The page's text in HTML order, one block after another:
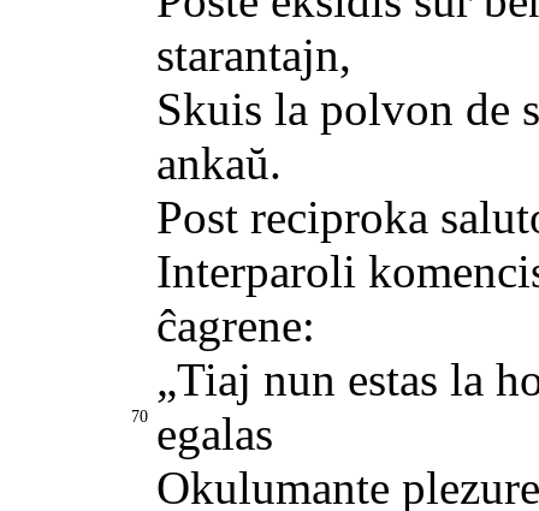
starantajn,
Skuis la polvon de
ankaŭ.
Post reciproka
Interparoli
ĉagrene:
„Tiaj nun estas la
egalas
70
Okulumante